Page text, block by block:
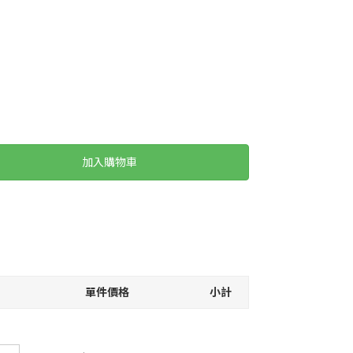
加入購物車
單件價格 小計